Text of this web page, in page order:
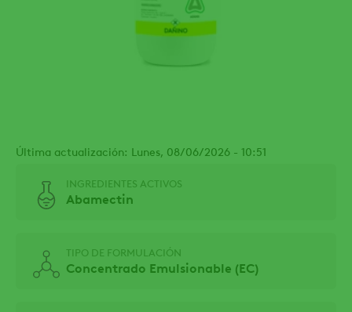
Última actualización: Lunes, 08/06/2026 - 10:51
INGREDIENTES ACTIVOS
Abamectin
TIPO DE FORMULACIÓN
Concentrado Emulsionable (EC)